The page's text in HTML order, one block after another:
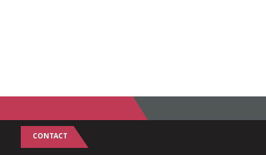
CONTACT